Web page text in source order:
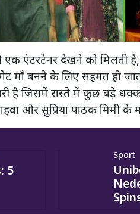
एक एंटरटेनर देखने को मिलती
माँ बनने के लिए सहमत हो
है जिसमें रास्ते में कुछ बड़े
और सुप्रिया पाठक मिमी के
5
Sport